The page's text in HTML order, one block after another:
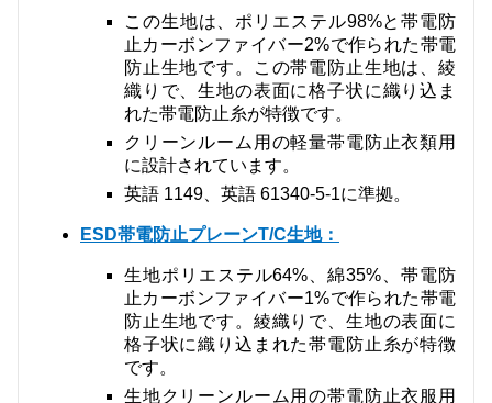
この生地は、ポリエステル98%と帯電防
止カーボンファイバー2%で作られた帯電
防止生地です。この帯電防止生地は、綾
織りで、生地の表面に格子状に織り込ま
れた帯電防止糸が特徴です。
クリーンルーム用の軽量帯電防止衣類用
に設計されています。
英語 1149、英語 61340-5-1に準拠。
ESD帯電防止プレーンT/C生地：
生地ポリエステル64%、綿35%、帯電防
止カーボンファイバー1%で作られた帯電
防止生地です。綾織りで、生地の表面に
格子状に織り込まれた帯電防止糸が特徴
です。
生地クリーンルーム用の帯電防止衣服用